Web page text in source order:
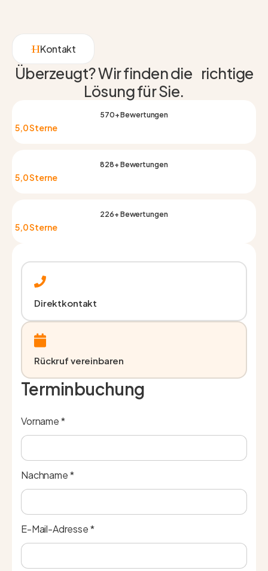
Kontakt
Überzeugt? Wir finden die richtige
Lösung für Sie.
570+ Bewertungen
5,0 Sterne
828+ Bewertungen
5,0 Sterne
226+ Bewertungen
5,0 Sterne
Direktkontakt
Rückruf vereinbaren
Terminbuchung
Vorname *
Nachname *
E-Mail-Adresse *